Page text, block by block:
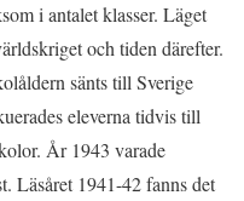
i antalet klasser. Läget
och tiden därefter.
sänts till Sverige
eleverna tidvis till
År 1943 varade
Läsåret 1941-42 fanns det